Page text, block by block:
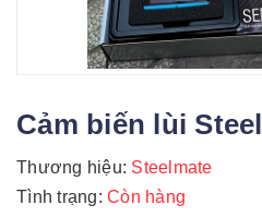
Cảm biến lùi
Thương hiệu: Steelmate
Tình trạng: Còn hàng